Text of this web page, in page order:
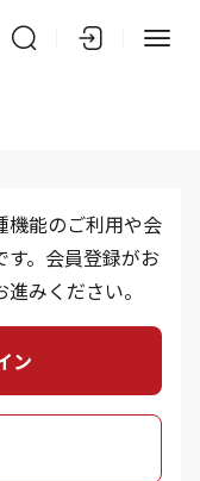
機能のご利用や会
す。会員登録がお
みください。
ン